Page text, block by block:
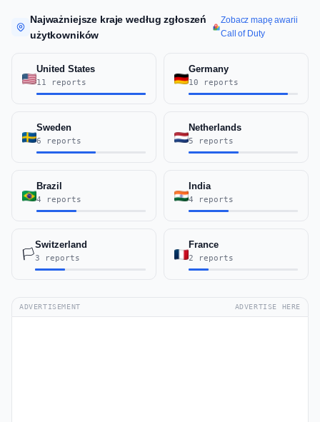
Najważniejsze kraje według zgłoszeń
użytkowników
Zobacz mapę awarii
Call of Duty
United States
11 reports
Germany
10 reports
Sweden
6 reports
Netherlands
5 reports
Brazil
4 reports
India
4 reports
🏳️
Switzerland
3 reports
France
2 reports
ADVERTISEMENT ADVERTISE HERE